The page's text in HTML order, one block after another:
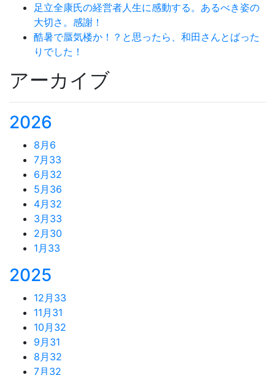
足立全康氏の経営者人生に感動する。あるべき姿の
大切さ。感謝！
酷暑で蜃気楼か！？と思ったら、和田さんとばった
りでした！
アーカイブ
2026
8月 6
7月 33
6月 32
5月 36
4月 32
3月 33
2月 30
1月 33
2025
12月 33
11月 31
10月 32
9月 31
8月 32
7月 32